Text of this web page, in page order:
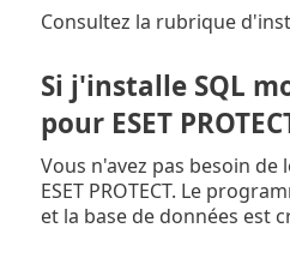
Consultez la rubrique
Si j'installe SQL
pour ESET
Vous n'avez pas besoin
ESET PROTECT. Le
et la base de données est